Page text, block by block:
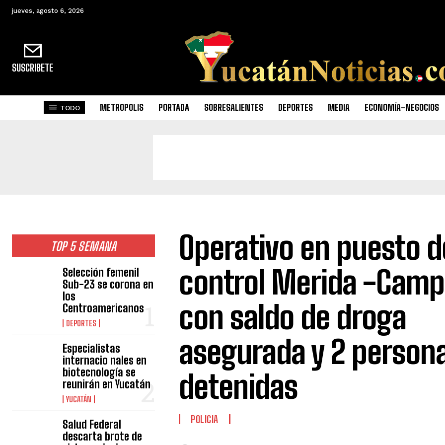
jueves, agosto 6, 2026
SUSCRIBETE
TODO METROPOLIS PORTADA SOBRESALIENTES DEPORTES MEDIA ECONOMÍA-NEGOCIOS
TOP 5 SEMANA
Selección femenil
Sub-23 se corona en
los
Centroamericanos
DEPORTES
Especialistas
internacio nales en
biotecnología se
reunirán en Yucatán
YUCATÁN
Salud Federal
descarta brote de
Operativo en puesto
control Merida -
con saldo de droga
asegurada y 2
detenidas
POLICIA